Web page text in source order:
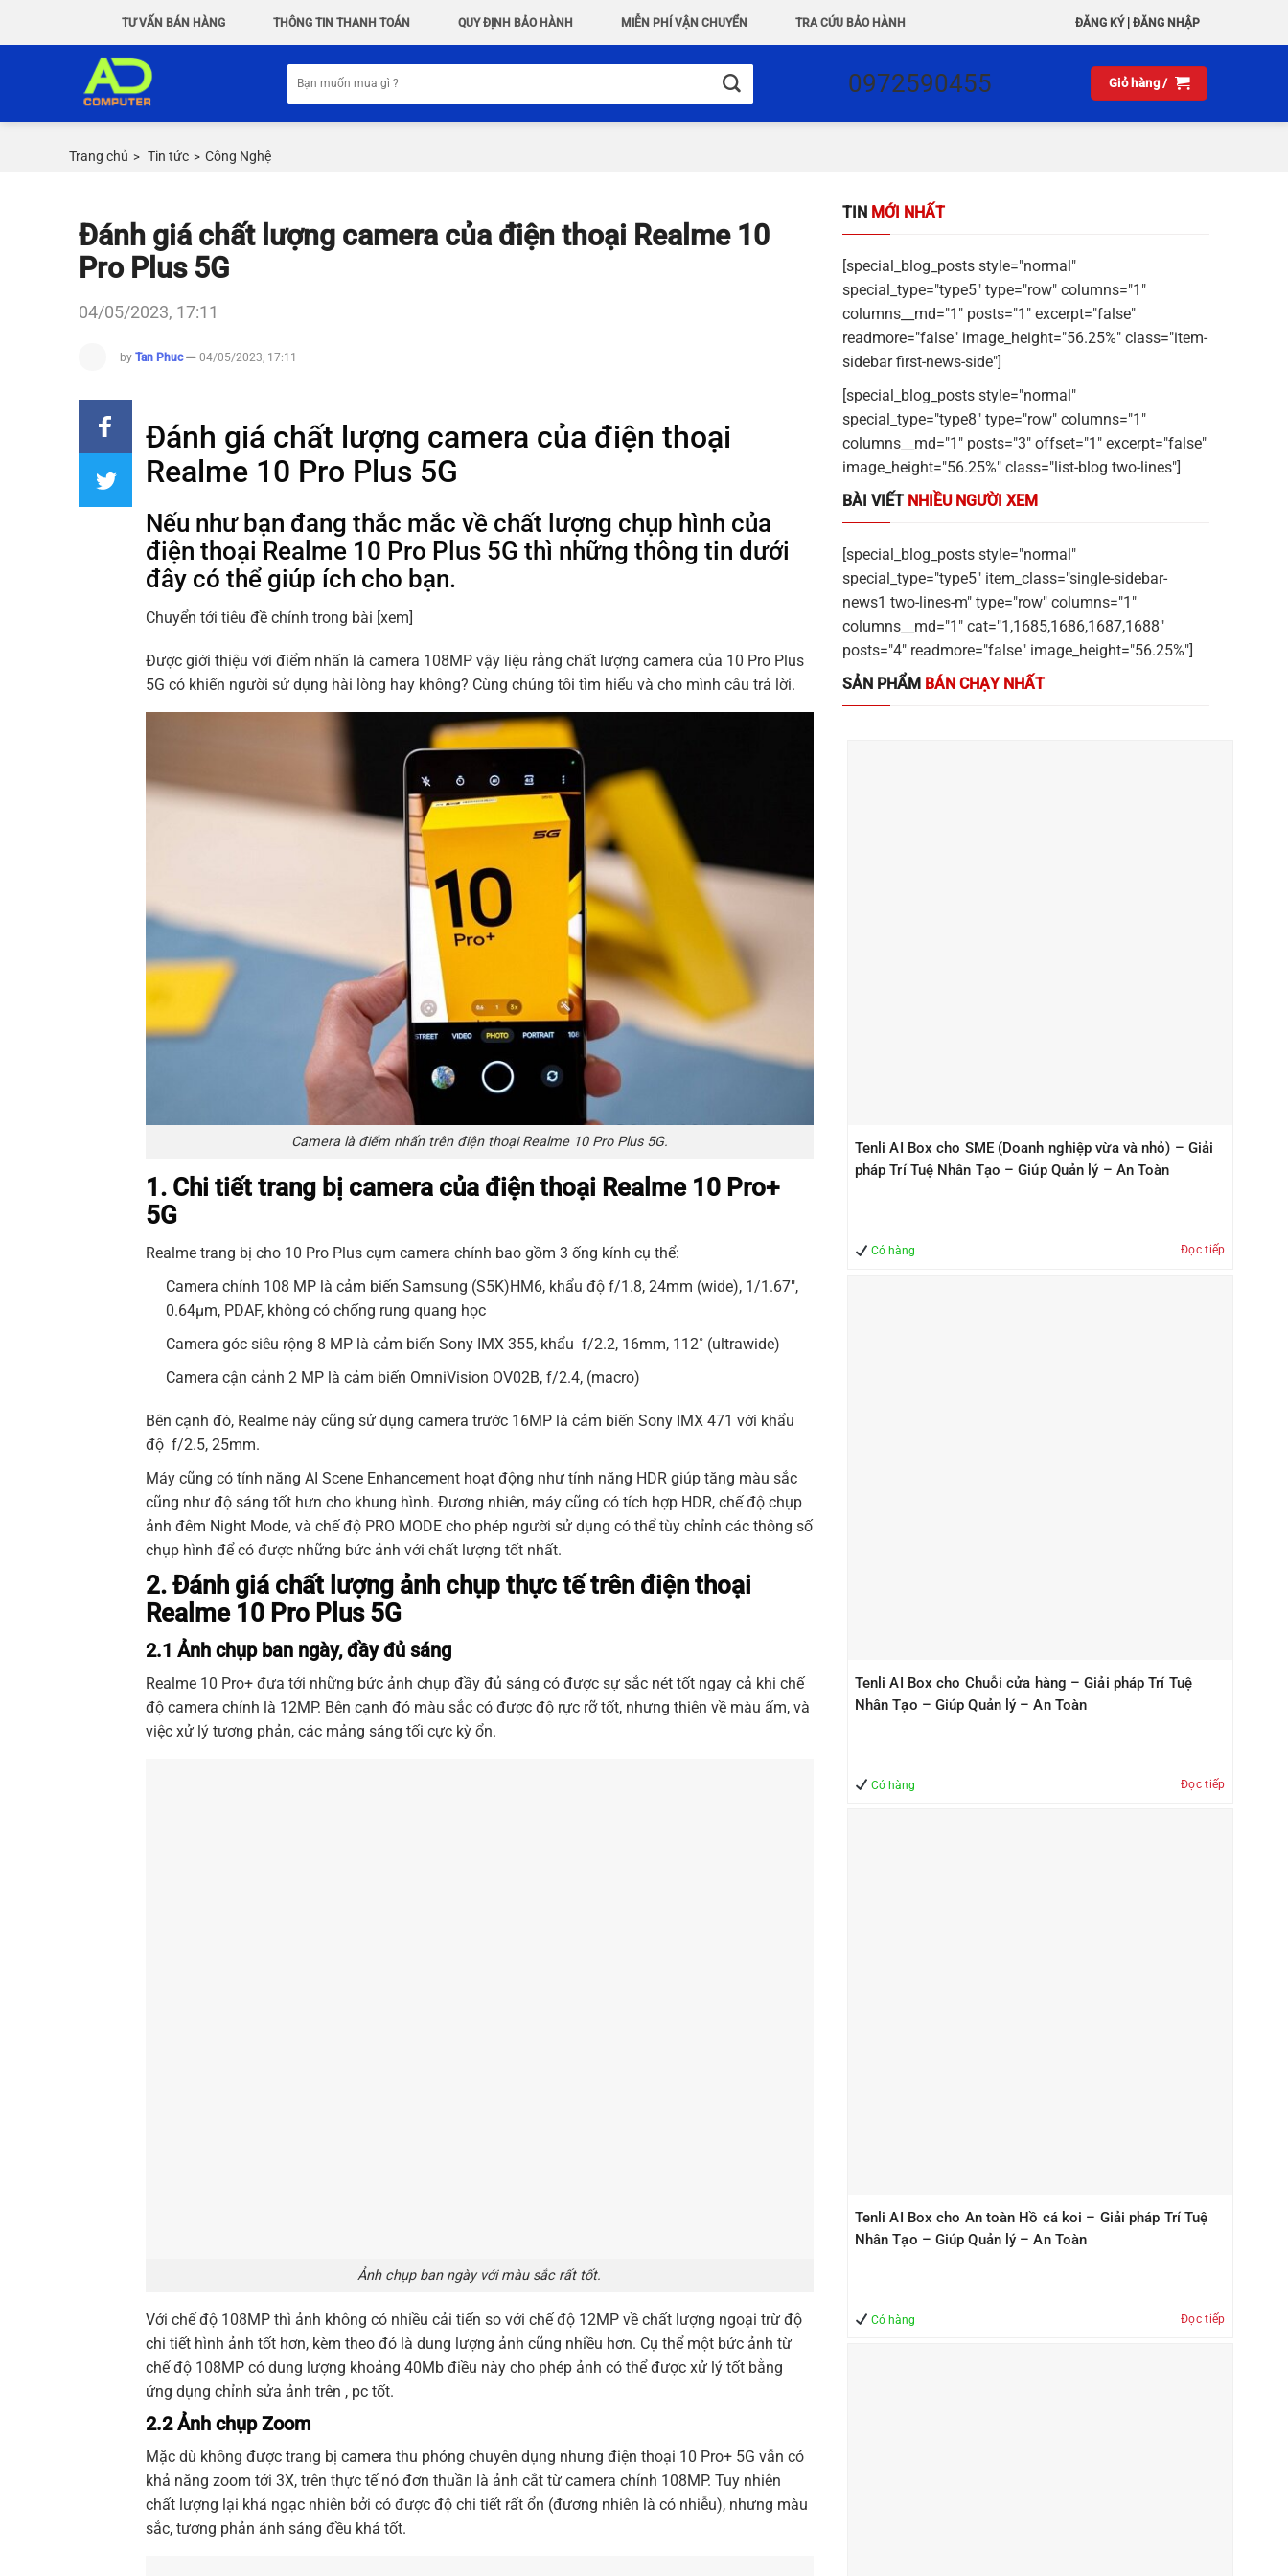
TƯ VẤN BÁN HÀNG THÔNG TIN THANH TOÁN QUY ĐỊNH BẢO HÀNH MIỄN PHÍ VẬN CHUYỂN TRA CỨU BẢO HÀNH ĐĂNG KÝ| ĐĂNG NHẬP
kiếm:
0972590455 Giỏ hàng /
Trang chủ > Tin tức > Công Nghệ
Đánh giá chất lượng camera của điện thoại Realme 10
Pro Plus 5G
04/05/2023, 17:11
by Tan Phuc 04/05/2023, 17:11
Đánh giá chất lượng camera của điện thoại
Realme 10 Pro Plus 5G
Nếu như bạn đang thắc mắc về chất lượng chụp hình của
điện thoại Realme 10 Pro Plus 5G thì những thông tin dưới
đây có thể giúp ích cho bạn.
Chuyển tới tiêu đề chính trong bài [xem]
Được giới thiệu với điểm nhấn là camera 108MP vậy liệu rằng chất lượng camera của 10 Pro Plus
5G có khiến người sử dụng hài lòng hay không? Cùng chúng tôi tìm hiểu và cho mình câu trả lời.
Camera là điểm nhấn trên điện thoại Realme 10 Pro Plus 5G.
1. Chi tiết trang bị camera của điện thoại Realme 10 Pro+
5G
Realme trang bị cho 10 Pro Plus cụm camera chính bao gồm 3 ống kính cụ thể:
Camera chính 108 MP là cảm biến Samsung (S5K)HM6, khẩu độ f/1.8, 24mm (wide), 1/1.67″,
0.64µm, PDAF, không có chống rung quang học
Camera góc siêu rộng 8 MP là cảm biến Sony IMX 355, khẩu f/2.2, 16mm, 112˚ (ultrawide)
Camera cận cảnh 2 MP là cảm biến OmniVision OV02B, f/2.4, (macro)
Bên cạnh đó, Realme này cũng sử dụng camera trước 16MP là cảm biến Sony IMX 471 với khẩu
độ f/2.5, 25mm.
Máy cũng có tính năng AI Scene Enhancement hoạt động như tính năng HDR giúp tăng màu sắc
cũng như độ sáng tốt hưn cho khung hình. Đương nhiên, máy cũng có tích hợp HDR, chế độ chụp
ảnh đêm Night Mode, và chế độ PRO MODE cho phép người sử dụng có thể tùy chỉnh các thông số
chụp hình để có được những bức ảnh với chất lượng tốt nhất.
2. Đánh giá chất lượng ảnh chụp thực tế trên điện thoại
Realme 10 Pro Plus 5G
2.1 Ảnh chụp ban ngày, đầy đủ sáng
Realme 10 Pro+ đưa tới những bức ảnh chụp đầy đủ sáng có được sự sắc nét tốt ngay cả khi chế
độ camera chính là 12MP. Bên cạnh đó màu sắc có được độ rực rỡ tốt, nhưng thiên về màu ấm, và
việc xử lý tương phản, các mảng sáng tối cực kỳ ổn.
Ảnh chụp ban ngày với màu sắc rất tốt.
Với chế độ 108MP thì ảnh không có nhiều cải tiến so với chế độ 12MP về chất lượng ngoại trừ độ
chi tiết hình ảnh tốt hơn, kèm theo đó là dung lượng ảnh cũng nhiều hơn. Cụ thể một bức ảnh từ
chế độ 108MP có dung lượng khoảng 40Mb điều này cho phép ảnh có thể được xử lý tốt bằng
ứng dụng chỉnh sửa ảnh trên , pc tốt.
2.2 Ảnh chụp Zoom
Mặc dù không được trang bị camera thu phóng chuyên dụng nhưng điện thoại 10 Pro+ 5G vẫn có
khả năng zoom tới 3X, trên thực tế nó đơn thuần là ảnh cắt từ camera chính 108MP. Tuy nhiên
chất lượng lại khá ngạc nhiên bởi có được độ chi tiết rất ổn (đương nhiên là có nhiễu), nhưng màu
sắc, tương phản ánh sáng đều khá tốt.
TIN MỚI NHẤT
[special_blog_posts style="normal"
special_type="type5" type="row" columns="1"
columns__md="1" posts="1" excerpt="false"
readmore="false" image_height="56.25%" class="item-
sidebar first-news-side"]
[special_blog_posts style="normal"
special_type="type8" type="row" columns="1"
columns__md="1" posts="3" offset="1" excerpt="false"
image_height="56.25%" class="list-blog two-lines"]
BÀI VIẾT NHIỀU NGƯỜI XEM
[special_blog_posts style="normal"
special_type="type5" item_class="single-sidebar-
news1 two-lines-m" type="row" columns="1"
columns__md="1" cat="1,1685,1686,1687,1688"
posts="4" readmore="false" image_height="56.25%"]
SẢN PHẨM BÁN CHẠY NHẤT
Tenli AI Box cho SME (Doanh nghiệp vừa và nhỏ) – Giải
pháp Trí Tuệ Nhân Tạo – Giúp Quản lý – An Toàn
Có hàng Đọc tiếp
Tenli AI Box cho Chuỗi cửa hàng – Giải pháp Trí Tuệ
Nhân Tạo – Giúp Quản lý – An Toàn
Có hàng Đọc tiếp
Tenli AI Box cho An toàn Hồ cá koi – Giải pháp Trí Tuệ
Nhân Tạo – Giúp Quản lý – An Toàn
Có hàng Đọc tiếp